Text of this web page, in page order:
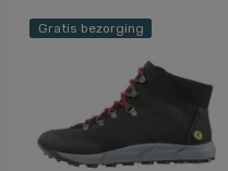
Gratis bezorging